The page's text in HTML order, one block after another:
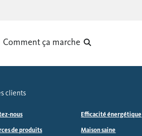
Comment ça marche
clients
nous
de produits
Efficacité énergétique
Maison saine